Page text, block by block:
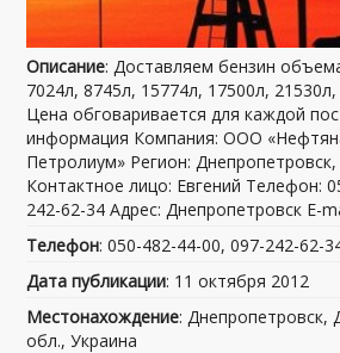
Описание: Доставляем бензин
7024л, 8745л, 15774л, 17500л,
Цена обговаривается для каждой
информация Компания: ООО
Петролиум» Регион: Днепропетровск,
Контактное лицо: Евгений Телефон:
242-62-34 Адрес: Днепропетровск E-
Телефон: 050-482-44-00, 097-242-62-
Дата публикации: 11 октября 2012
Местонахождение: Днепропетровск,
обл., Украина